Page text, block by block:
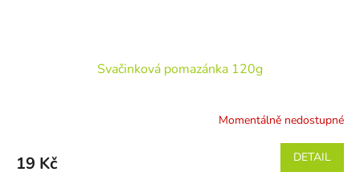
Svačinková pomazánka 120g
Momentálně nedostupné
19 Kč DETAIL